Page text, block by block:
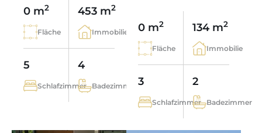
0 m2
Fläche
453 m2
Immobilie
5
Schlafzimmer
4
Badezimmer
0 m2
Fläche
134 m2
Immobilie
3
Schlafzimmer
2
Badezimmer